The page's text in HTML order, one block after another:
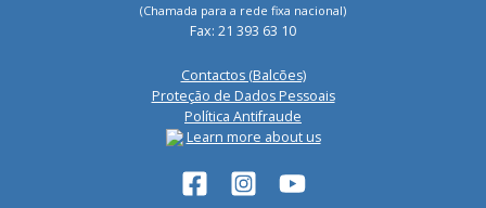
(Chamada para a rede fixa nacional)
Fax: 21 393 63 10
Contactos (Balcões)
Proteção de Dados Pessoais
Política Antifraude
Learn more about us